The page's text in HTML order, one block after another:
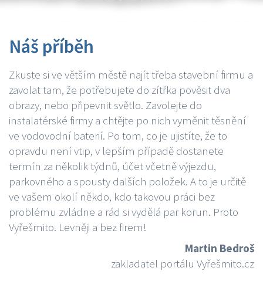
Náš příběh
Zkuste si ve větším městě najít třeba stavební firmu a
zavolat tam, že potřebujete do zítřka pověsit dva
obrazy, nebo připevnit světlo. Zavolejte do
instalatérské firmy a chtějte po nich vyměnit těsnění
ve vodovodní baterií. Po tom, co je ujistíte, že to
opravdu není vtip, v lepším případě dostanete
termín za několik týdnů, účet včetně výjezdu,
parkovného a spousty dalších položek. A to je určitě
ve vašem okolí někdo, kdo takovou práci bez
problému zvládne a rád si vydělá par korun. Proto
Vyřešmito. Levněji a bez firem!
Martin Bedroš
zakladatel portálu Vyřešmito.cz